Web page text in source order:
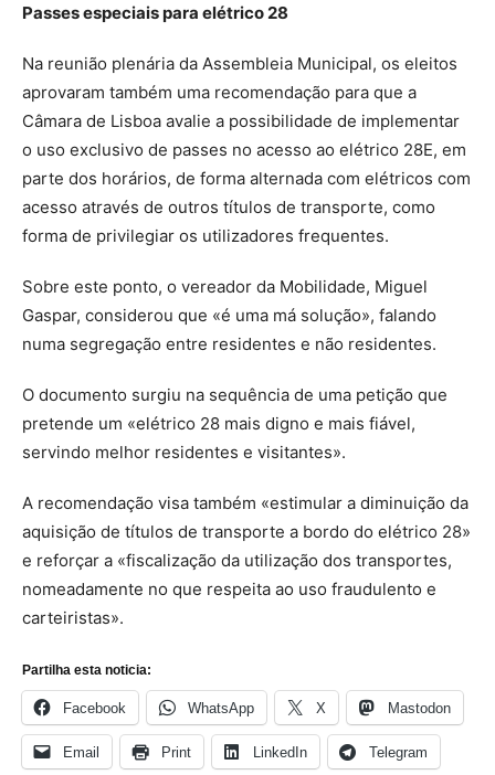
Passes especiaispara elétrico 28
Na reunião plenária da Assembleia Municipal, os eleitos
aprovaram também uma recomendação para que a
Câmara de Lisboa avalie a possibilidade de implementar
o uso exclusivo de passes no acesso ao elétrico 28E, em
parte dos horários, de forma alternada com elétricos com
acesso através de outros títulos de transporte, como
forma de privilegiar os utilizadores frequentes.
Sobre este ponto, o vereador da Mobilidade, Miguel
Gaspar, considerou que «é uma má solução», falando
numa segregação entre residentes e não residentes.
O documento surgiu na sequência de uma petição que
pretende um «elétrico 28 mais digno e mais fiável,
servindo melhor residentes e visitantes».
A recomendação visa também «estimular a diminuição da
aquisição de títulos de transporte a bordo do elétrico 28»
e reforçar a «fiscalização da utilização dos transportes,
nomeadamente no que respeita ao uso fraudulento e
carteiristas».
Partilha esta noticia:
Facebook WhatsApp X Mastodon
Email Print LinkedIn Telegram